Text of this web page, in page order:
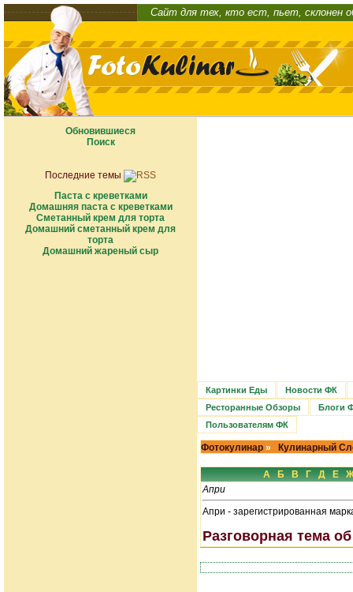
Сайт для тех, кто ест, пьет, склонен
Обновившиеся
Поиск
Последние темы
Паста с креветками
Домашняя паста с креветками
Сметанный крем для торта
Домашний сметанный крем для
торта
Домашний жареный сыр
Картинки Еды
Новости ФК
Ресторанные Обзоры
Блоги
Пользователям ФК
Фотокулинар » Кулинарный
А Б В Г Д Е
Апри
Апри - зарегистрированная
Разговорная тема